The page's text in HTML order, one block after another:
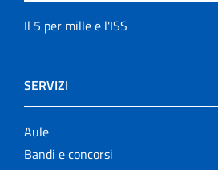
Il 5 per mille e l'ISS
SERVIZI
Aule
Bandi e concorsi